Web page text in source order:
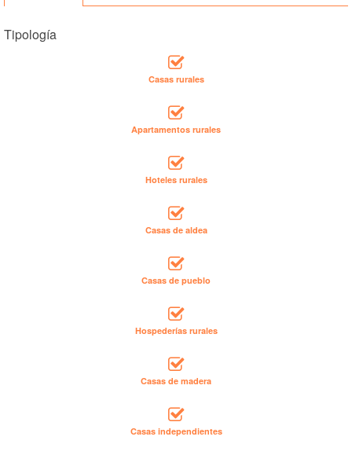
Tipología
Casas rurales
Apartamentos rurales
Hoteles rurales
Casas de aldea
Casas de pueblo
Hospederías rurales
Casas de madera
Casas independientes